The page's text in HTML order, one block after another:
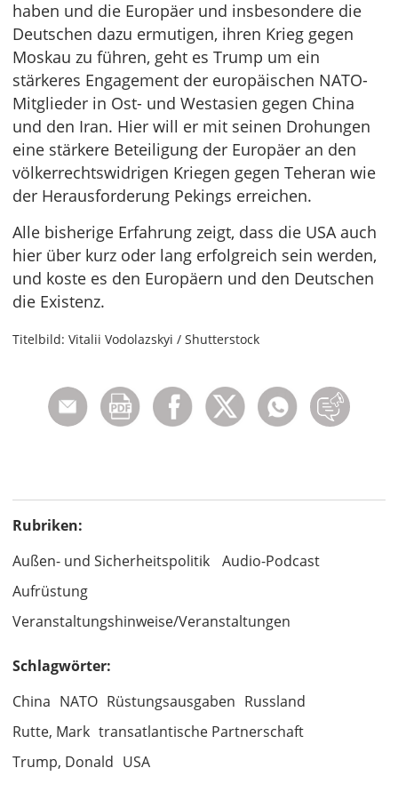
haben und die Europäer und insbesondere die
Deutschen dazu ermutigen, ihren Krieg gegen
Moskau zu führen, geht es Trump um ein
stärkeres Engagement der europäischen NATO-
Mitglieder in Ost- und Westasien gegen China
und den Iran. Hier will er mit seinen Drohungen
eine stärkere Beteiligung der Europäer an den
völkerrechtswidrigen Kriegen gegen Teheran wie
der Herausforderung Pekings erreichen.
Alle bisherige Erfahrung zeigt, dass die USA auch
hier über kurz oder lang erfolgreich sein werden,
und koste es den Europäern und den Deutschen
die Existenz.
Titelbild: Vitalii Vodolazskyi / Shutterstock
Rubriken:
Außen- und Sicherheitspolitik
Audio-Podcast
Aufrüstung
Veranstaltungshinweise/Veranstaltungen
Schlagwörter:
China NATO Rüstungsausgaben Russland
Rutte, Mark transatlantische Partnerschaft
Trump, Donald USA